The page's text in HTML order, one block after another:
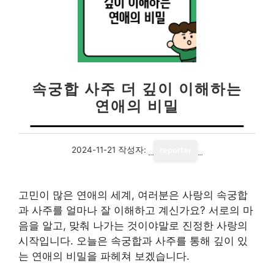
속궁합 사주 더 깊이 이해하는
연애의 비밀
2024-11-21 작성자:
고민이 많은 연애의 세계, 여러분은 사랑의 속궁합
과 사주를 얼마나 잘 이해하고 계신가요? 서로의 마
음을 알고, 맞춰 나가는 것이야말로 진정한 사랑의
시작입니다. 오늘은 속궁합과 사주를 통해 깊이 있
는 연애의 비밀을 파헤쳐 보겠습니다.